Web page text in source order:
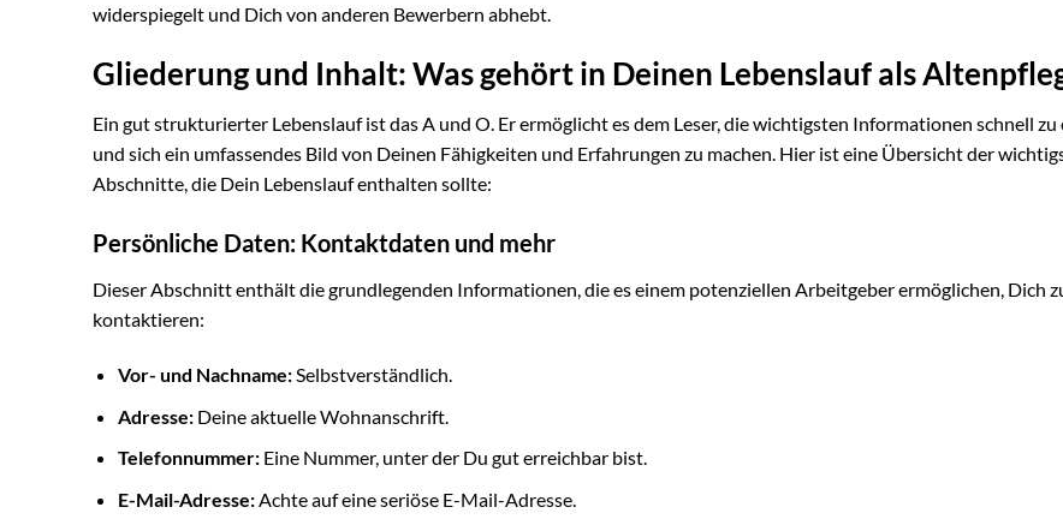
widerspiegelt und Dich von anderen Bewerbern abhebt.
Gliederung und Inhalt: Was gehört in Deinen Lebenslauf als
Ein gut strukturierter Lebenslauf ist das A und O. Er ermöglicht es dem Leser, die wichtigsten Informationen schnell zu
und sich ein umfassendes Bild von Deinen Fähigkeiten und Erfahrungen zu machen. Hier ist eine Übersicht der
Abschnitte, die Dein Lebenslauf enthalten sollte:
Persönliche Daten: Kontaktdaten und mehr
Dieser Abschnitt enthält die grundlegenden Informationen, die es einem potenziellen Arbeitgeber ermöglichen, Dich
kontaktieren:
Vor- und Nachname:Selbstverständlich.
Adresse:Deine aktuelle Wohnanschrift.
Telefonnummer:Eine Nummer, unter der Du gut erreichbar bist.
E-Mail-Adresse:Achte auf eine seriöse E-Mail-Adresse.